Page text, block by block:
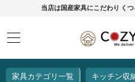
当店は国産家具にこだわり く
家具カテゴリ一覧 キッチン収